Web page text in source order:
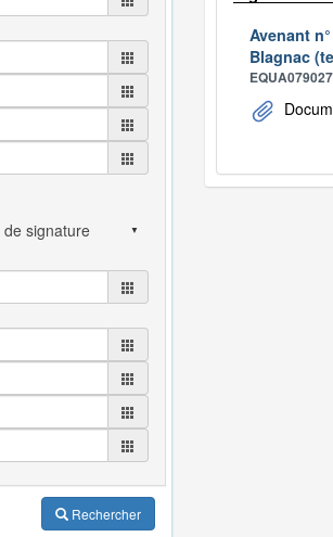
Rechercher
Avenant
Blagnac